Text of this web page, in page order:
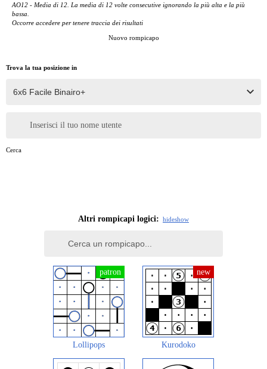
AO12 - Media di 12. La media di 12 volte consecutive ignorando la più alta e la più
bassa.
Occorre accedere per tenere traccia dei risultati
Nuovo rompicapo
Trova la tua posizione in
Inserisci il tuo nome utente
Cerca
Altri rompicapi logici: hideshow
Lollipops Kurodoko